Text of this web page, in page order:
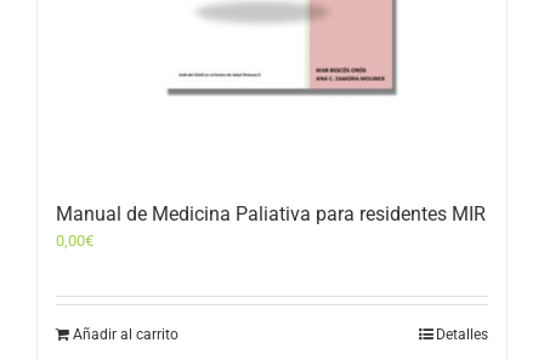
Manual de Medicina Paliativa para residentes MIR
0,00€
Añadir al carrito Detalles